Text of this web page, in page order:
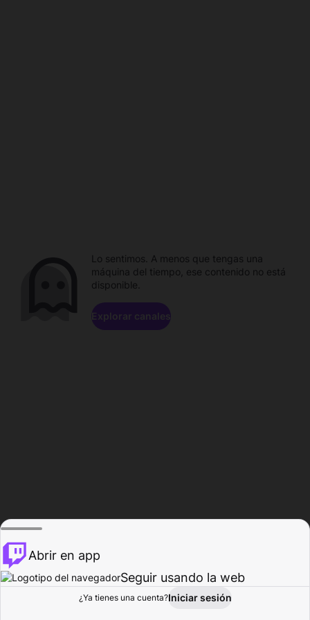
Explorar Actividad
Lo sentimos. A menos que tengas una
máquina del tiempo, ese contenido no está
disponible.
Explorar canales
Abrir en app
Seguir usando la web
¿Ya tienes una cuenta?Iniciar sesión